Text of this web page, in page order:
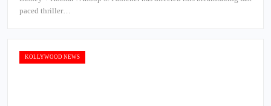
paced thriller…
KOLLYWOOD NEWS